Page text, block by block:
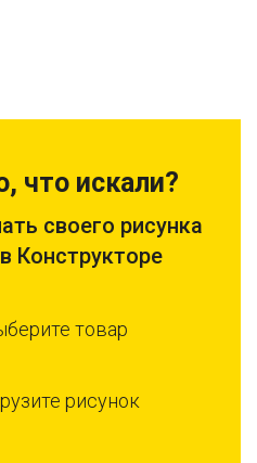
что искали?
своего рисунка
Конструкторе
товар
рисунок